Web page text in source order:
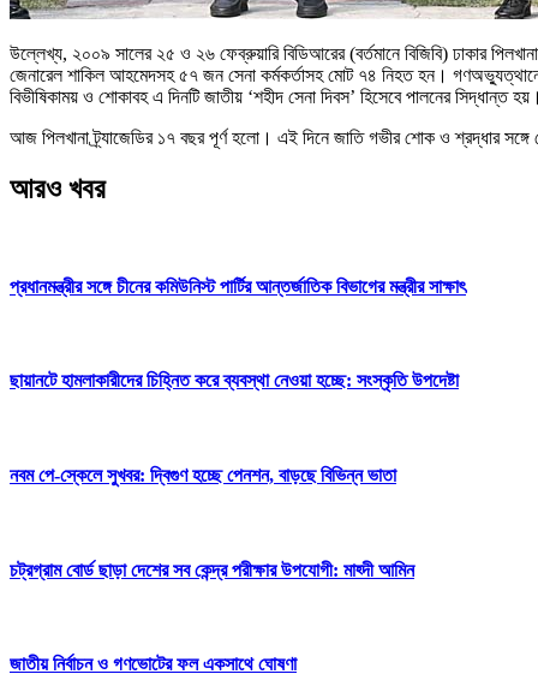
উল্লেখ্য, ২০০৯ সালের ২৫ ও ২৬ ফেব্রুয়ারি বিডিআরের (বর্তমানে বিজিবি) ঢাকার
জেনারেল শাকিল আহমেদসহ ৫৭ জন সেনা কর্মকর্তাসহ মোট ৭৪ নিহত হন।
বিভীষিকাময় ও শোকাবহ এ দিনটি জাতীয় ‘শহীদ সেনা দিবস’ হিসেবে পালনের সিদ্ধান্ত
আজ পিলখানা ট্র্যাজেডির ১৭ বছর পূর্ণ হলো। এই দিনে জাতি গভীর শোক ও শ্রদ্ধার
আরও খবর
প্রধানমন্ত্রীর সঙ্গে চীনের কমিউনিস্ট পার্টির আন্তর্জাতিক বিভাগের মন্ত্রীর সাক্ষাৎ
ছায়ানটে হামলাকারীদের চিহ্নিত করে ব্যবস্থা নেওয়া হচ্ছে: সংস্কৃতি উপদেষ্টা
নবম পে-স্কেলে সুখবর: দ্বিগুণ হচ্ছে পেনশন, বাড়ছে বিভিন্ন ভাতা
চট্রগ্রাম বোর্ড ছাড়া দেশের সব কেন্দ্র পরীক্ষার উপযোগী: মাহ্দী আমিন
জাতীয় নির্বাচন ও গণভোটের ফল একসাথে ঘোষণা